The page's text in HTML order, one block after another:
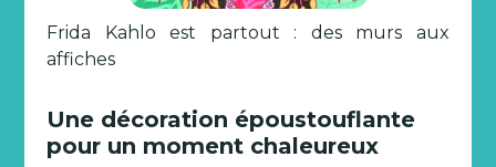
Frida Kahlo est partout : des murs aux
affiches
Une décoration époustouflante
pour un moment chaleureux